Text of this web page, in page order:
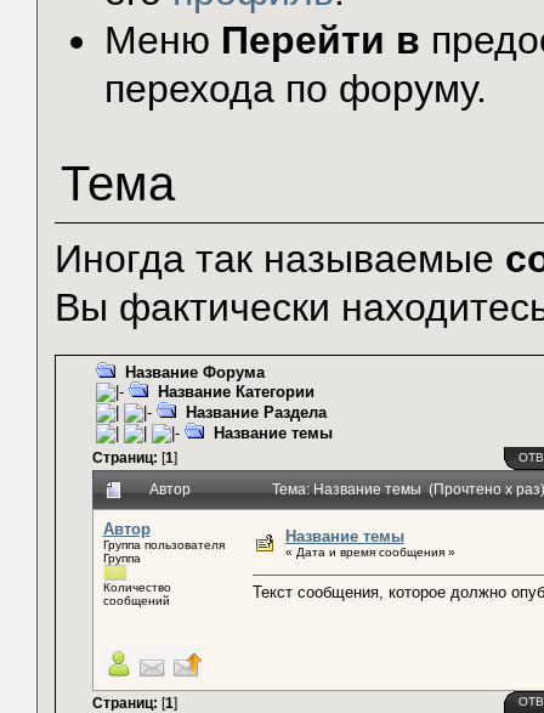
Меню Перейти в
перехода по форуму.
Тема
Иногда так называемые
Вы фактически
Название Форума
Название Категории
Название Раздела
Название темы
Страниц: [1]
Автор Тема: Название темы (Прочтено x раз)
Автор
Группа пользователя
Группа
Количество
сообщений
Название темы
« Дата и время сообщения »
Текст сообщения, которое должно
Страниц: [1]